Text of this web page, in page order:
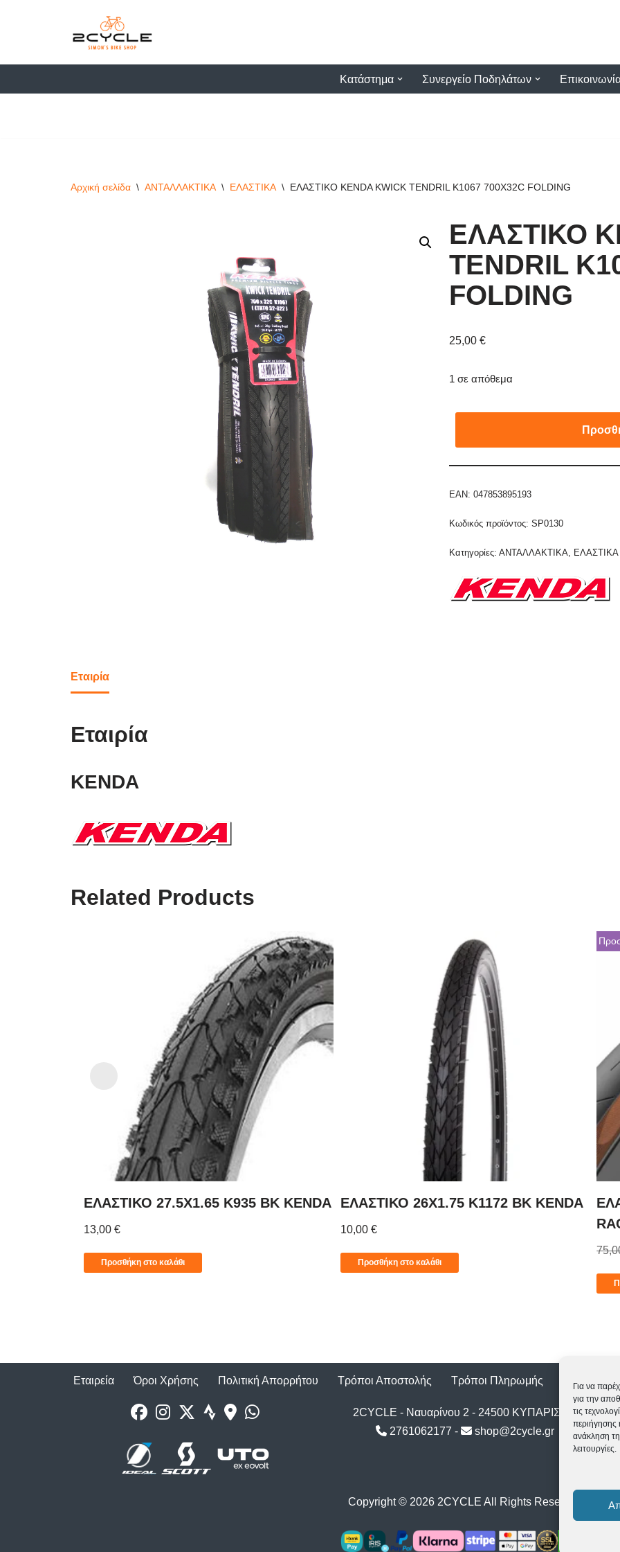
Για να
για την
τις
περιήγησης
ανάκληση
λειτουργίες.
Μεταπηδήστε
Κατάστημα Συνεργείο Ποδηλάτων
Αρχική σελίδα \ ΑΝΤΑΛΛΑΚΤΙΚΑ \ ΕΛΑΣΤΙΚΑ \ ΕΛΑΣΤΙΚΟ KENDA KWICK TENDRIL Κ1067 700X32C FOLDING
ΕΛΑΣΤΙΚΟ
TENDRIL
FOLDING
25,00€
1 σε απόθεμα
EAN:047853895193
Κωδικός προϊόντος:SP0130
Κατηγορίες:ΑΝΤΑΛΛΑΚΤΙΚΑ, ΕΛΑΣΤΙΚΑ
Εταιρία
Εταιρία
KENDA
Related Products
ΕΛΑΣΤΙΚΟ 27.5X1.65 K935 BK KENDA
13,00€
Προσθήκη στο καλάθι
ΕΛΑΣΤΙΚΟ 26X1.75 K1172 BK KENDA
10,00 €
Προσθήκη στο καλάθι
Εταιρεία Όροι Χρήσης Πολιτική Απορρήτου Τρόποι Αποστολής Τρόποι Πληρωμής Επιστροφές
2CYCLE - Ναυαρίνου 2 - 24500 ΚΥΠΑΡΙΣΣΙΑ
2761062177 - shop@2cycle.gr
Copyright © 2026 2CYCLE All Rights Reserved